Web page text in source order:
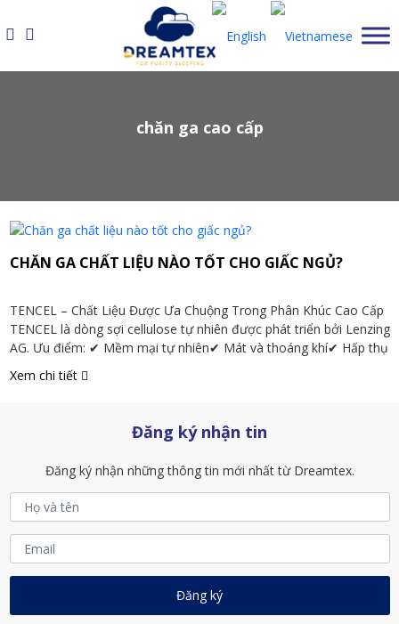
to
content
chăn ga cao cấp
CHĂN GA CHẤT LIỆU NÀO TỐT CHO GIẤC NGỦ?
TENCEL – Chất Liệu Được Ưa Chuộng Trong Phân Khúc Cao Cấp
TENCEL là dòng sợi cellulose tự nhiên được phát triển bởi Lenzing
AG. Ưu điểm: ✔ Mềm mại tự nhiên✔ Mát và thoáng khí✔ Hấp thụ
ẩm tốt✔ Dịu nhẹ với da nhạy cảm✔ Phù hợp khí hậu nóng ẩm tại
Việt Nam […]
Xem chi tiết
Đăng ký nhận tin
Đăng ký nhận những thông tin mới nhất từ Dreamtex.